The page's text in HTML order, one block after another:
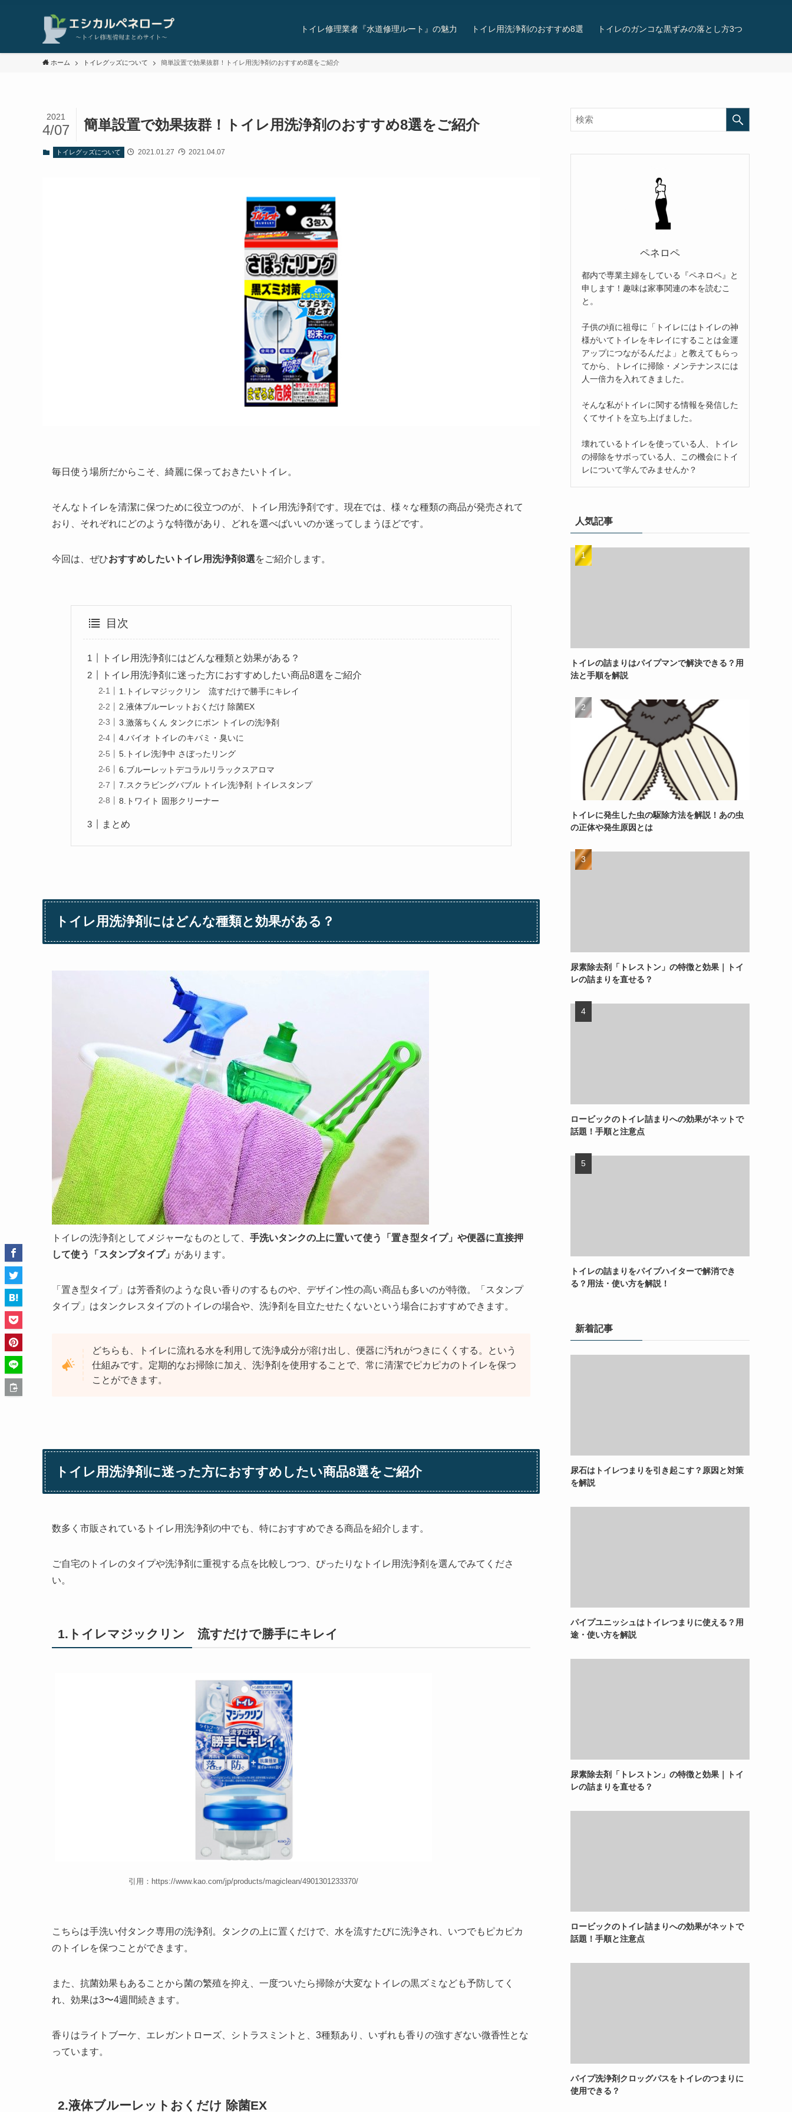
トイレ修理業者『水道修理ルート』の魅力 トイレ用洗浄剤のおすすめ8選 トイレのガンコな黒ずみの落とし方3つ
ホーム トイレグッズについて 簡単設置で効果抜群！トイレ用洗浄剤のおすすめ8選をご紹介
簡単設置で効果抜群！トイレ用洗浄剤のおすすめ8選をご紹介
2021
4/07
トイレグッズについて 2021.01.27 2021.04.07
毎日使う場所だからこそ、綺麗に保っておきたいトイレ。
そんなトイレを清潔に保つために役立つのが、トイレ用洗浄剤です。現在では、様々な種類の商品が発売されて
おり、それぞれにどのような特徴があり、どれを選べばいいのか迷ってしまうほどです。
今回は、ぜひおすすめしたいトイレ用洗浄剤8選をご紹介します。
目次
トイレ用洗浄剤にはどんな種類と効果がある？
トイレ用洗浄剤に迷った方におすすめしたい商品8選をご紹介
1.トイレマジックリン 流すだけで勝手にキレイ
2.液体ブルーレットおくだけ 除菌EX
3.激落ちくん タンクにポン トイレの洗浄剤
4.バイオ トイレのキバミ・臭いに
5.トイレ洗浄中 さぼったリング
6.ブルーレットデコラルリラックスアロマ
7.スクラビングバブル トイレ洗浄剤 トイレスタンプ
8.トワイト 固形クリーナー
まとめ
トイレ用洗浄剤にはどんな種類と効果がある？
トイレの洗浄剤としてメジャーなものとして、 手洗いタンクの上に置いて使う「置き型タイプ」や便器に直接押
して使う「スタンプタイプ」 があります。
「置き型タイプ」は芳香剤のような良い香りのするものや、デザイン性の高い商品も多いのが特徴。「スタンプ
タイプ」はタンクレスタイプのトイレの場合や、洗浄剤を目立たせたくないという場合におすすめできます。
どちらも、トイレに流れる水を利用して洗浄成分が溶け出し、便器に汚れがつきにくくする。という
仕組みです。定期的なお掃除に加え、洗浄剤を使用することで、常に清潔でピカピカのトイレを保つ
ことができます。
トイレ用洗浄剤に迷った方におすすめしたい商品8選をご紹介
数多く市販されているトイレ用洗浄剤の中でも、特におすすめできる商品を紹介します。
ご自宅のトイレのタイプや洗浄剤に重視する点を比較しつつ、ぴったりなトイレ用洗浄剤を選んでみてくださ
い。
1.トイレマジックリン 流すだけで勝手にキレイ
引用：https://www.kao.com/jp/products/magiclean/4901301233370/
こちらは手洗い付タンク専用の洗浄剤。タンクの上に置くだけで、水を流すたびに洗浄され、いつでもピカピカ
のトイレを保つことができます。
また、抗菌効果もあることから菌の繁殖を抑え、一度ついたら掃除が大変なトイレの黒ズミなども予防してく
れ、効果は3〜4週間続きます。
香りはライトブーケ、エレガントローズ、シトラスミントと、3種類あり、いずれも香りの強すぎない微香性とな
っています。
2.液体ブルーレットおくだけ 除菌EX
ペネロペ
都内で専業主婦をしている『ペネロペ』と
申します！趣味は家事関連の本を読むこ
と。
子供の頃に祖母に「トイレにはトイレの神
様がいてトイレをキレイにすることは金運
アップにつながるんだよ」と教えてもらっ
てから、トレイに掃除・メンテナンスには
人一倍力を入れてきました。
そんな私がトイレに関する情報を発信した
くてサイトを立ち上げました。
壊れているトイレを使っている人、トイレ
の掃除をサボっている人、この機会にトイ
レについて学んでみませんか？
人気記事
トイレの詰まりはパイプマンで解決できる？用
法と手順を解説
トイレに発生した虫の駆除方法を解説！あの虫
の正体や発生原因とは
尿素除去剤「トレストン」の特徴と効果｜トイ
レの詰まりを直せる？
ロービックのトイレ詰まりへの効果がネットで
話題！手順と注意点
トイレの詰まりをパイプハイターで解消でき
る？用法・使い方を解説！
新着記事
尿石はトイレつまりを引き起こす？原因と対策
を解説
パイプユニッシュはトイレつまりに使える？用
途・使い方を解説
尿素除去剤「トレストン」の特徴と効果｜トイ
レの詰まりを直せる？
ロービックのトイレ詰まりへの効果がネットで
話題！手順と注意点
パイプ洗浄剤クロッグパスをトイレのつまりに
使用できる？